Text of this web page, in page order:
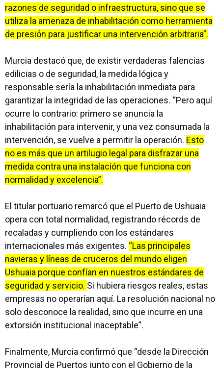
razones de seguridad o infraestructura, sino que se
utiliza la amenaza de inhabilitación como herramienta
de presión para justificar una intervención arbitraria”.
Murcia destacó que, de existir verdaderas falencias
edilicias o de seguridad, la medida lógica y
responsable sería la inhabilitación inmediata para
garantizar la integridad de las operaciones. “Pero aquí
ocurre lo contrario: primero se anuncia la
inhabilitación para intervenir, y una vez consumada la
intervención, se vuelve a permitir la operación. Esto
no es más que un artilugio legal para disfrazar una
medida contra una instalación que funciona con
normalidad y excelencia”.
El titular portuario remarcó que el Puerto de Ushuaia
opera con total normalidad, registrando récords de
recaladas y cumpliendo con los estándares
internacionales más exigentes. “Las principales
navieras y líneas de cruceros del mundo eligen
Ushuaia porque confían en nuestros estándares de
seguridad y servicio. Si hubiera riesgos reales, estas
empresas no operarían aquí. La resolución nacional no
solo desconoce la realidad, sino que incurre en una
extorsión institucional inaceptable”.
Finalmente, Murcia confirmó que “desde la Dirección
Provincial de Puertos junto con el Gobierno de la